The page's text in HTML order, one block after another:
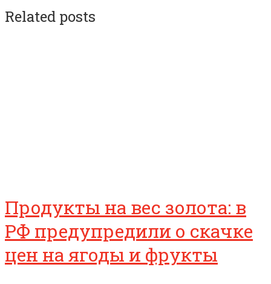
Related posts
Продукты на вес золота: в
РФ предупредили о скачке
цен на ягоды и фрукты